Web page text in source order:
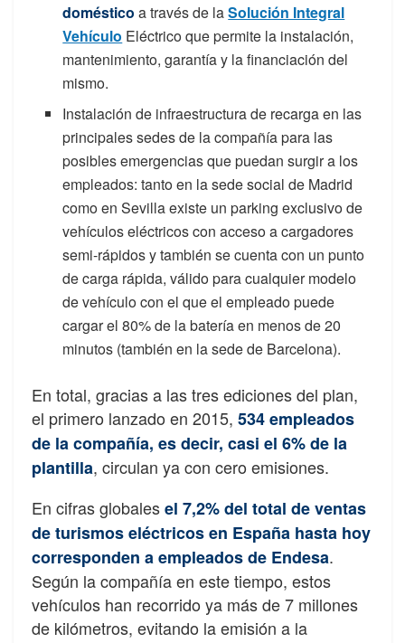
doméstico a través de laSolución Integral
Vehículo Eléctrico que permite la instalación,
mantenimiento, garantía y la financiación del
mismo.
Instalación de infraestructura de recarga en las
principales sedes de la compañía para las
posibles emergencias que puedan surgir a los
empleados: tanto en la sede social de Madrid
como en Sevilla existe un parking exclusivo de
vehículos eléctricos con acceso a cargadores
semi-rápidos y también se cuenta con un punto
de carga rápida, válido para cualquier modelo
de vehículo con el que el empleado puede
cargar el 80% de la batería en menos de 20
minutos (también en la sede de Barcelona).
En total, gracias a las tres ediciones del plan,
el primero lanzado en 2015, 534 empleados
de la compañía, es decir, casi el 6% de la
plantilla, circulan ya con cero emisiones.
En cifras globalesel 7,2% del total de ventas
de turismos eléctricos en España hasta hoy
corresponden a empleados de Endesa.
Según la compañía en este tiempo, estos
vehículos han recorrido ya más de 7 millones
de kilómetros, evitando la emisión a la